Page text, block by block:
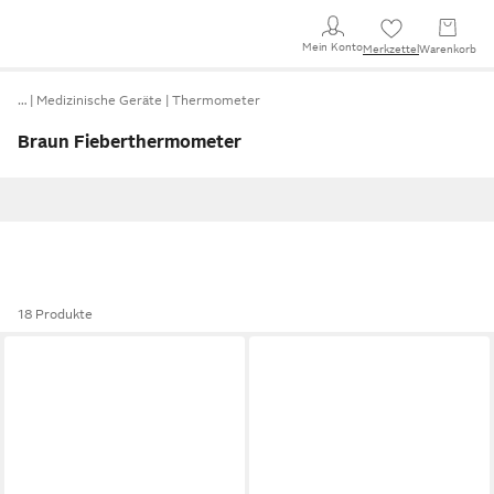
Mein KontoMerkzettel Warenkorb
… Medizinische Geräte Thermometer
Braun Fieberthermometer
18 Produkte